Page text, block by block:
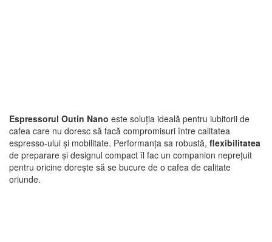
Espressorul Outin Nano este soluția ideală pentru iubitorii de
cafea care nu doresc să facă compromisuri între calitatea
espresso-ului și mobilitate. Performanța sa robustă, flexibilitatea
de preparare și designul compact îl fac un companion neprețuit
pentru oricine dorește să se bucure de o cafea de calitate
oriunde.